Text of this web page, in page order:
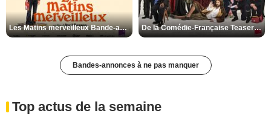
Les Matins merveilleux Bande-annonce VF De la Comédie-Française Teaser VF
Bandes-annonces à ne pas manquer
Top actus de la semaine